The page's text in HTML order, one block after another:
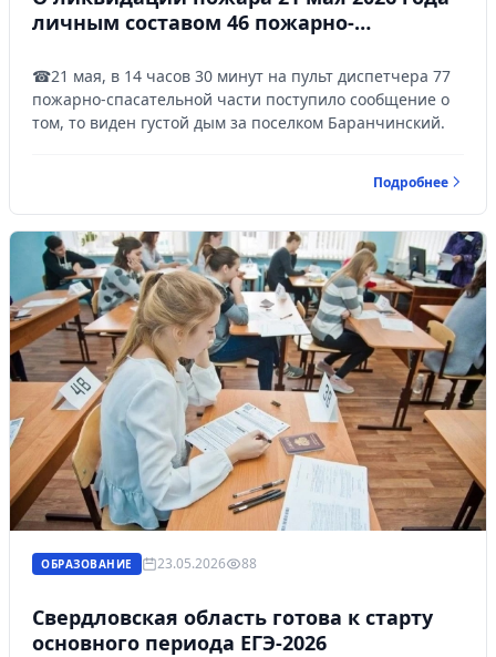
личным составом 46 пожарно-
☎21 мая, в 14 часов 30 минут на пульт диспетчера 77
пожарно-спасательной части поступило сообщение о
том, то виден густой дым за поселком Баранчинский.
Подробнее
ОБРАЗОВАНИЕ 23.05.2026 88
Свердловская область готова к старту
основного периода ЕГЭ-2026